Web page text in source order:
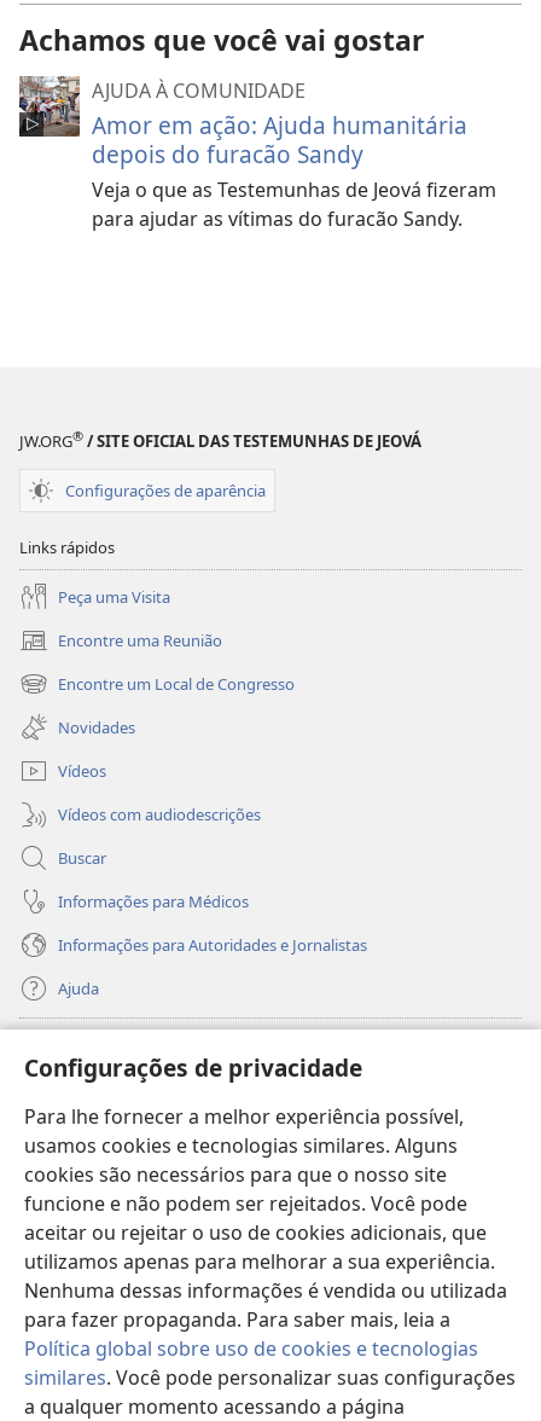
Configurações de privacidade
Para lhe fornecer a melhor experiência possível,
usamos cookies e tecnologias similares. Alguns
cookies são necessários para que o nosso site
funcione e não podem ser rejeitados. Você pode
aceitar ou rejeitar o uso de cookies adicionais, que
utilizamos apenas para melhorar a sua experiência.
Nenhuma dessas informações é vendida ou utilizada
para fazer propaganda. Para saber mais, leia a
Política global sobre uso de cookies e tecnologias
similares. Você pode personalizar suas configurações
a qualquer momento acessando a página
Achamos que você vai gostar
AJUDA À COMUNIDADE
Amor em ação: Ajuda humanitária
depois do furacão Sandy
Veja o que as Testemunhas de Jeová fizeram
para ajudar as vítimas do furacão Sandy.
JW.ORG® / SITE OFICIAL DAS TESTEMUNHAS DE JEOVÁ
Configurações de aparência
Links rápidos
Peça uma Visita
Encontre uma Reunião
(abre
nova
janela)
Encontre um Local de Congresso
(abre
nova
janela)
Novidades
Vídeos
Vídeos com audiodescrições
Buscar
Informações para Médicos
Informações para Autoridades e Jornalistas
Ajuda
(abre
nova
janela)
Biblioteca On-line da Torre de Vigia™
(abre
nova
janela)JW Hub
(abre
nova
janela)JW Library
Watchtower Library
Copyright© 2026 Watch Tower Bible and Tract Society of Pennsylvania.